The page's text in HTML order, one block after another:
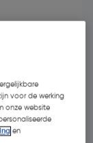
- 23 %
voor de werking
onze website
en